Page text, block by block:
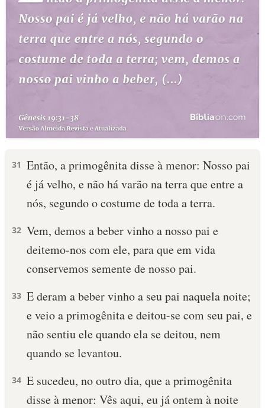
31 Então, a primogênita disse à menor: Nosso pai
é já velho, e não há varão na terra que entre a
nós, segundo o costume de toda a terra.
32 Vem, demos a beber vinho a nosso pai e
deitemo-nos com ele, para que em vida
conservemos semente de nosso pai.
33 E deram a beber vinho a seu pai naquela noite;
e veio a primogênita e deitou-se com seu pai, e
não sentiu ele quando ela se deitou, nem
quando se levantou.
34 E sucedeu, no outro dia, que a primogênita
disse à menor: Vês aqui, eu já ontem à noite